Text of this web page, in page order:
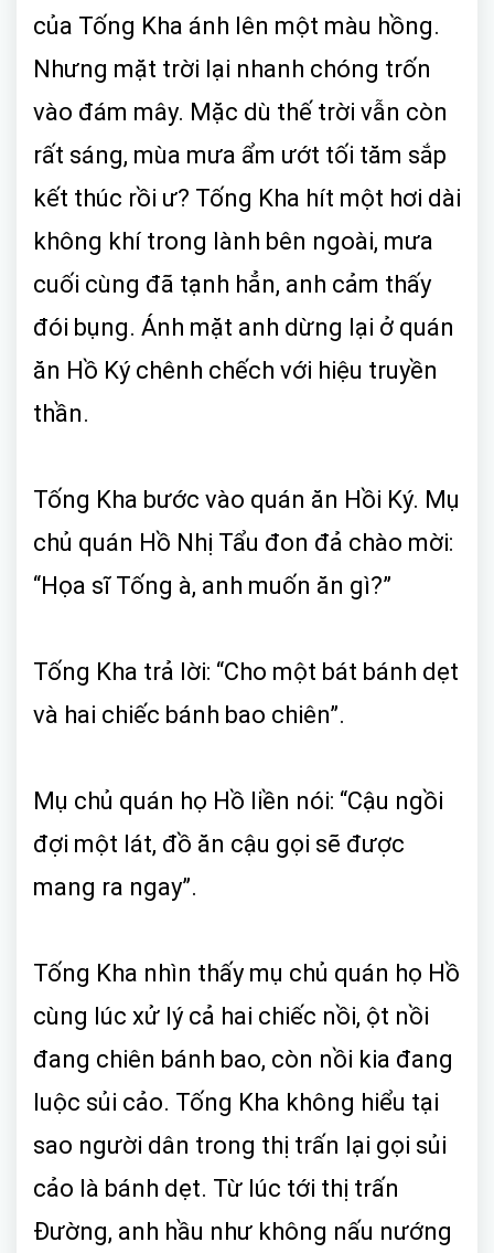
của Tống Kha ánh lên một màu hồng.
Nhưng mặt trời lại nhanh chóng trốn
vào đám mây. Mặc dù thế trời vẫn còn
rất sáng, mùa mưa ẩm ướt tối tăm sắp
kết thúc rồi ư? Tống Kha hít một hơi dài
không khí trong lành bên ngoài, mưa
cuối cùng đã tạnh hẳn, anh cảm thấy
đói bụng. Ánh mặt anh dừng lại ở quán
ăn Hồ Ký chênh chếch với hiệu truyền
thần.
Tống Kha bước vào quán ăn Hồi Ký. Mụ
chủ quán Hồ Nhị Tẩu đon đả chào mời:
“Họa sĩ Tống à, anh muốn ăn gì?”
Tống Kha trả lời: “Cho một bát bánh dẹt
và hai chiếc bánh bao chiên”.
Mụ chủ quán họ Hồ liền nói: “Cậu ngồi
đợi một lát, đồ ăn cậu gọi sẽ được
mang ra ngay”.
Tống Kha nhìn thấy mụ chủ quán họ Hồ
cùng lúc xử lý cả hai chiếc nồi, ột nồi
đang chiên bánh bao, còn nồi kia đang
luộc sủi cảo. Tống Kha không hiểu tại
sao người dân trong thị trấn lại gọi sủi
cảo là bánh dẹt. Từ lúc tới thị trấn
Đường, anh hầu như không nấu nướng